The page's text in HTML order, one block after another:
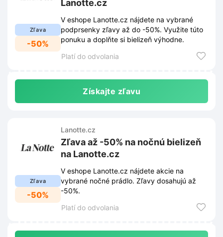
Zľava
-50%
Lanotte.cz
V eshope Lanotte.cz nájdete na vybrané
podprsenky zľavy až do -50%. Využite túto
ponuku a doplňte si bielizeň výhodne.
Platí do odvolania
Získajte zľavu
Zľava
-50%
Lanotte.cz
Zľava až -50% na nočnú bielizeň
na Lanotte.cz
V eshope Lanotte.cz nájdete akcie na
vybrané nočné prádlo. Zľavy dosahujú až
-50%.
Platí do odvolania